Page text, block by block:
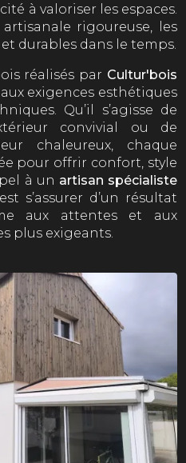
à valoriser les espaces.
rigoureuse, les
durables dans le temps.
réalisés par Cultur'bois
exigences esthétiques
Qu’il s’agisse de
convivial ou de
chaleureux, chaque
pour offrir confort, style
à un artisan spécialiste
s’assurer d’un résultat
aux attentes et aux
plus exigeants.